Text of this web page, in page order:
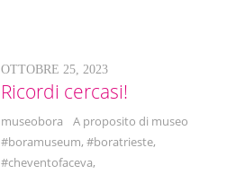
OTTOBRE 25, 2023
Ricordi cercasi!
museobora
A proposito di museo
#boramuseum,#boratrieste,
#cheventofaceva,